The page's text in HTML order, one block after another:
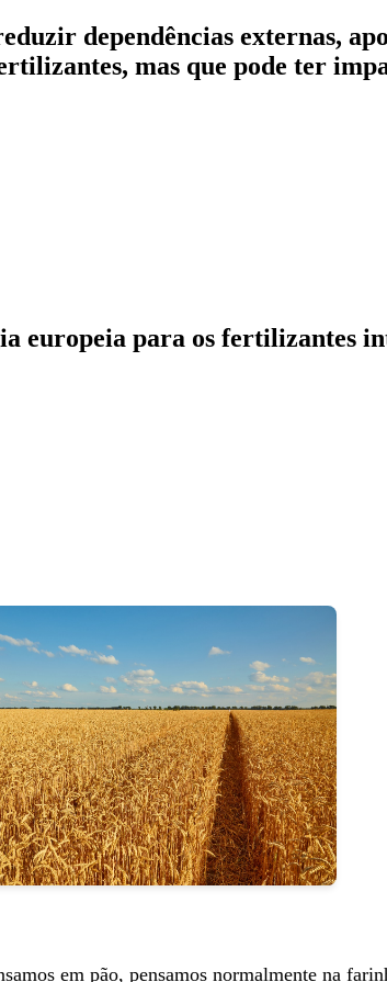
dependências externas,
mas que pode ter
europeia para os fertilizantes
em pão, pensamos normalmente na